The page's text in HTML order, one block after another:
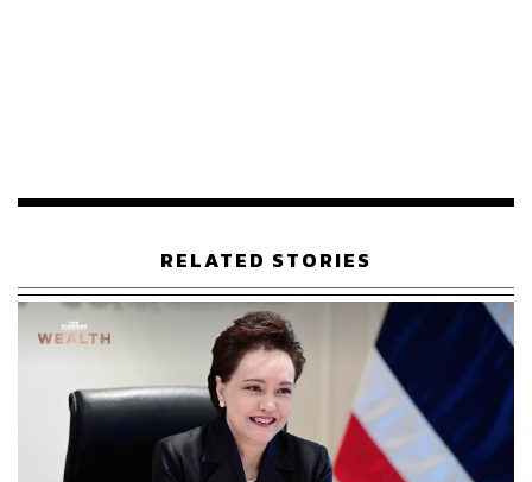
RELATED STORIES